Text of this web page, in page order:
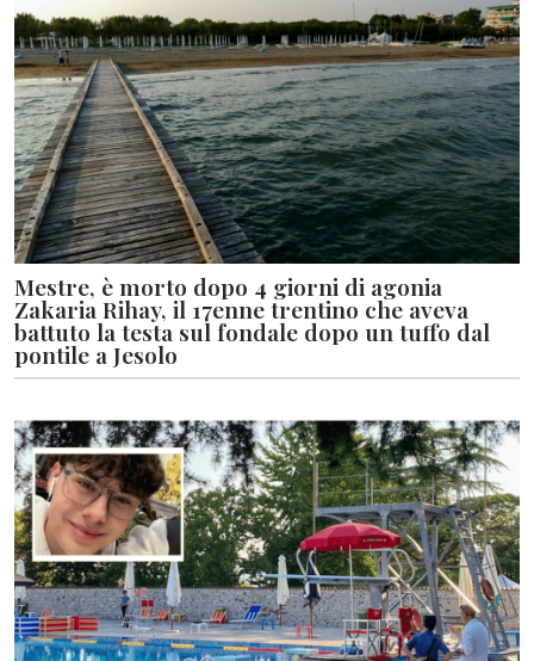
Mestre, è morto dopo 4 giorni di agonia
Zakaria Rihay, il 17enne trentino che aveva
battuto la testa sul fondale dopo un tuffo dal
pontile a Jesolo